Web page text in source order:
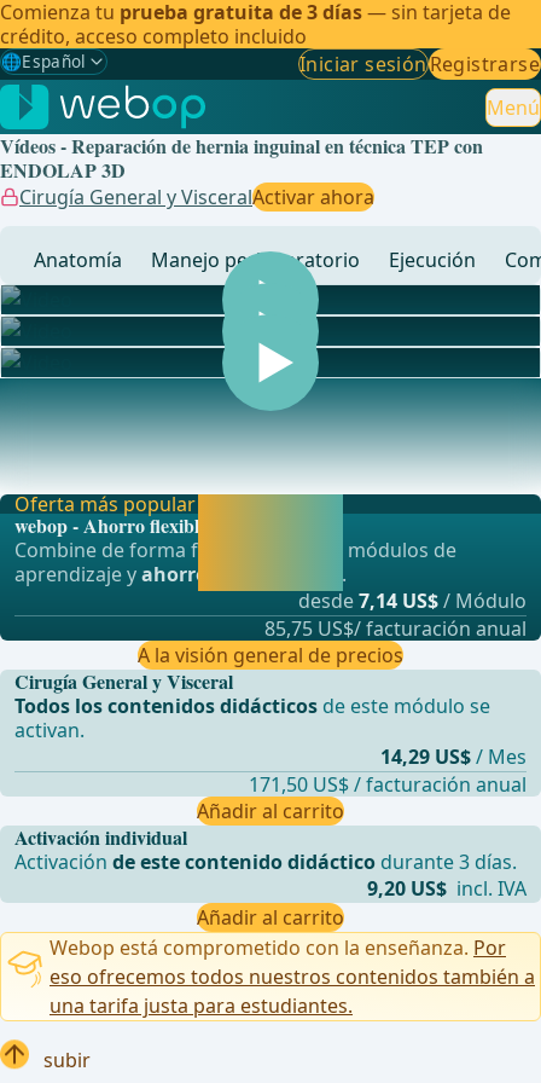
Comienza tu prueba gratuita de 3 días— sin tarjeta de
crédito, acceso completo incluido
🌐Español
Gewählte Sprache: Español
🇩🇪 Alemán
🇬🇧Inglés
🇪🇸Español ✓
🇧🇷Brasileño
Iniciar sesiónRegistrarse
Menú
Vídeos - Reparación de hernia inguinal en técnica TEP con
ENDOLAP 3D
Cirugía General y VisceralActivar ahora
Anatomía Manejo perioperatorio Ejecución
... - Operaciones de cirugía general, visceral y de
trasplantes, cirugía vascular y cirugía torácica
Activación individual
Activaciónde este contenido didáctico durante 3 días.
9,20 US$ incl. IVA
Añadir al carrito
Oferta más popular
webop - Ahorro flexible
Combine de forma flexible nuestros módulos de
aprendizaje yahorre hasta un 50% .
desde7,14 US$/ Módulo
85,75 US$/ facturación anual
A la visión general de precios
Cirugía General y Visceral
Todos los contenidos didácticos de este módulo se
activan.
14,29 US$/ Mes
171,50 US$ / facturación anual
Añadir al carrito
Webop está comprometido con la enseñanza. Por
eso ofrecemos todos nuestros contenidos también a
una tarifa justa para estudiantes.
subir